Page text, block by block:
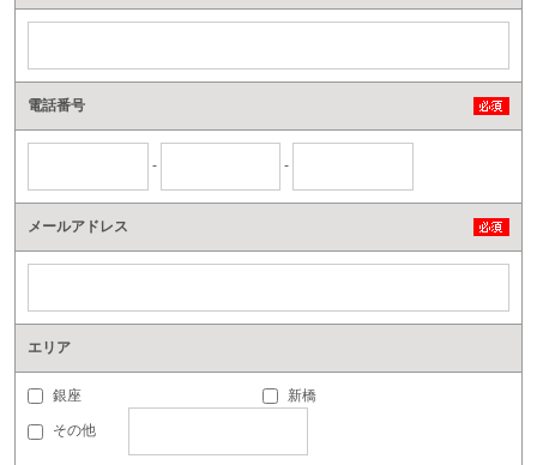
電話番号
- -
メールアドレス
エリア
銀座 新橋
その他